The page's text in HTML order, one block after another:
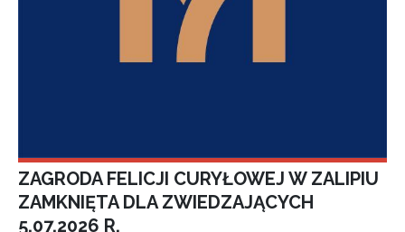
ZAGRODA FELICJI CURYŁOWEJ W ZALIPIU
ZAMKNIĘTA DLA ZWIEDZAJĄCYCH
5.07.2026 R.